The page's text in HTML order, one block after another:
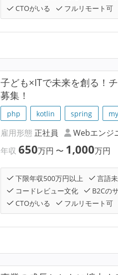
CTOがいる
フルリモート可
子ども×ITで未来を創る！
募集！
php kotlin spring
雇用形態 正社員 Webエンジ
年収650万円 〜 1,000万円
下限年収500万円以上 言語
コードレビュー文化
B2Cの
CTOがいる
フルリモート可